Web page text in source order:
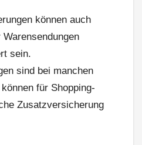
können auch
sein.
sind bei manchen
für Shopping-
Zusatzversicherung